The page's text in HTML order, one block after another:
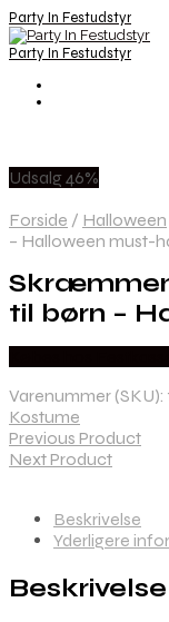
Party In Festudstyr
Party In Festudstyr
Udsalg 46%
Forside / Halloween
– Halloween must-
til børn –
Varenummer (SKU):
Kostume
Previous Product
Next Product
Beskrivelse
Yderligere
Beskrivelse